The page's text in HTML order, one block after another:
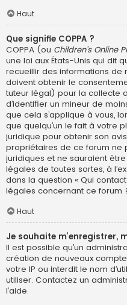
Haut
Que signifie COPPA ?
COPPA (ou Children’s Online
une loi aux États-Unis qui dit
recueillir des informations de
doivent obtenir le
tuteur légal) pour la collecte
d’identifier un mineur de
que cela s’applique à vous,
que quelqu’un le fait à votre
juridique pour obtenir son
propriétaires de ce forum ne
juridiques et ne sauraient
légales de toutes sortes, à
dans la question « Qui
légales concernant ce forum
Haut
Je souhaite m’enregistrer,
Il est possible qu’un
création de nouveaux
votre IP ou interdit le nom
utiliser. Contactez un
l’aide.